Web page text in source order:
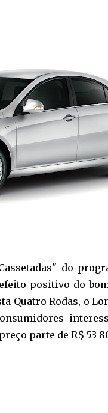
do
positivo do
Rodas, o
parte de R$ 53